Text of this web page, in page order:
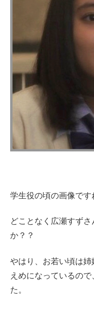
学生役の頃の画像です
どことなく広瀬すず
か？？
やはり、お若い頃は
えめになっているの
た。